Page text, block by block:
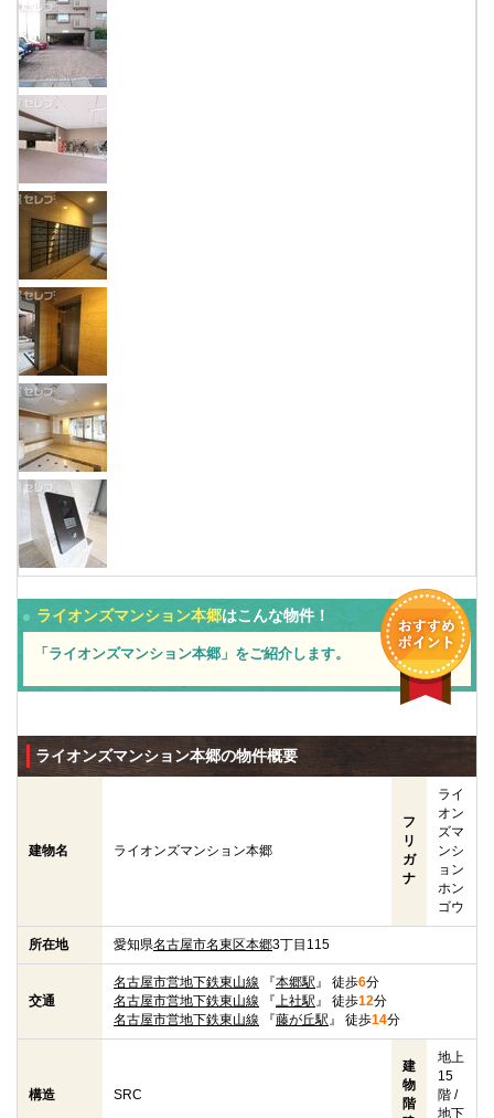
ライオンズマンション本郷はこんな物件！
「ライオンズマンション本郷」をご紹介します。
ライオンズマンション本郷の物件概要
建物名 ライオンズマンション本郷
フ
リ
ガ
ナ
ライ
オン
ズマ
ンシ
ョン
ホン
ゴウ
所在地 愛知県名古屋市名東区本郷3丁目115
交通
名古屋市営地下鉄東山線 『本郷駅』 徒歩6分
名古屋市営地下鉄東山線 『上社駅』 徒歩12分
名古屋市営地下鉄東山線 『藤が丘駅』 徒歩14分
構造 SRC
建
物
階
地上
15
階 /
地下